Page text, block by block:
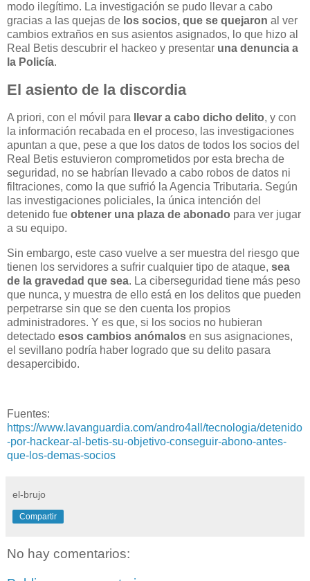
modo ilegítimo. La investigación se pudo llevar a cabo
gracias a las quejas de los socios, que se quejaron al ver
cambios extraños en sus asientos asignados, lo que hizo al
Real Betis descubrir el hackeo y presentar una denuncia a
la Policía.
El asiento de la discordia
A priori, con el móvil para llevar a cabo dicho delito, y con
la información recabada en el proceso, las investigaciones
apuntan a que, pese a que los datos de todos los socios del
Real Betis estuvieron comprometidos por esta brecha de
seguridad, no se habrían llevado a cabo robos de datos ni
filtraciones, como la que sufrió la Agencia Tributaria. Según
las investigaciones policiales, la única intención del
detenido fue obtener una plaza de abonado para ver jugar
a su equipo.
Sin embargo, este caso vuelve a ser muestra del riesgo que
tienen los servidores a sufrir cualquier tipo de ataque, sea
de la gravedad que sea. La ciberseguridad tiene más peso
que nunca, y muestra de ello está en los delitos que pueden
perpetrarse sin que se den cuenta los propios
administradores. Y es que, si los socios no hubieran
detectado esos cambios anómalos en sus asignaciones,
el sevillano podría haber logrado que su delito pasara
desapercibido.
Fuentes:
https://www.lavanguardia.com/andro4all/tecnologia/detenido
-por-hackear-al-betis-su-objetivo-conseguir-abono-antes-
que-los-demas-socios
el-brujo
Compartir
No hay comentarios: